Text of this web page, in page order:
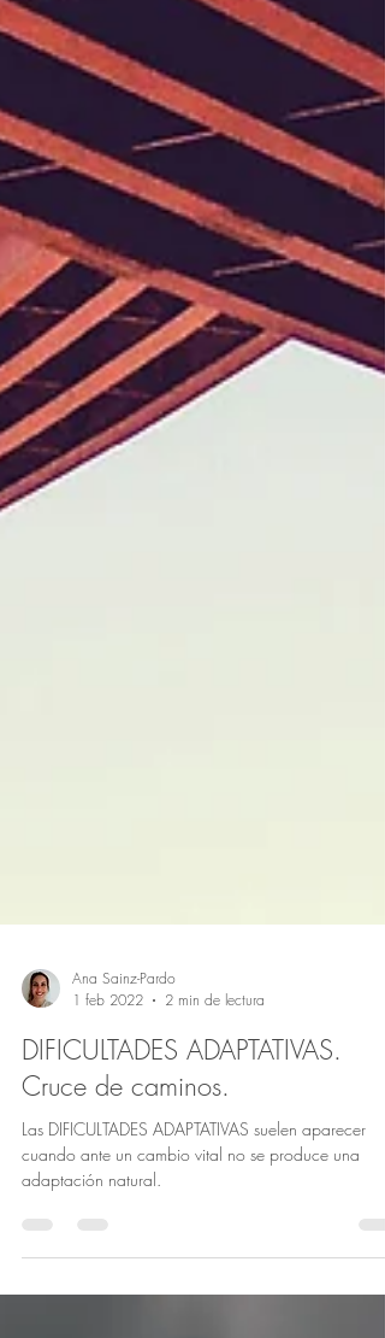
Ana Sainz-Pardo
1 feb 2022
2 min de lectura
Cruce de caminos.
Las DIFICULTADES ADAPTATIVAS suelen aparecer
cuando ante un cambio vital no se produce una